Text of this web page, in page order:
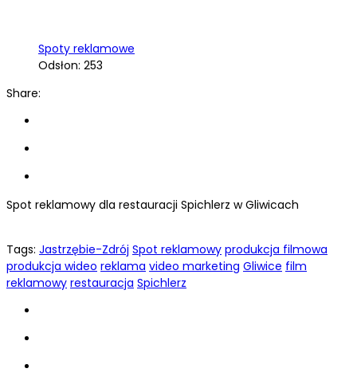
Spoty reklamowe
Odsłon: 253
Share:
Spot reklamowy dla restauracji Spichlerz w Gliwicach
Tags: Jastrzębie-Zdrój Spot reklamowy produkcja filmowa
produkcja wideo reklama video marketing Gliwice film
reklamowy restauracja Spichlerz